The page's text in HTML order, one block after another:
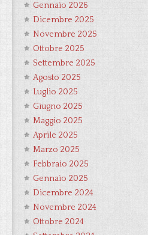
Gennaio 2026
Dicembre 2025
Novembre 2025
Ottobre 2025
Settembre 2025
Agosto 2025
Luglio 2025
Giugno 2025
Maggio 2025
Aprile 2025
Marzo 2025
Febbraio 2025
Gennaio 2025
Dicembre 2024
Novembre 2024
Ottobre 2024